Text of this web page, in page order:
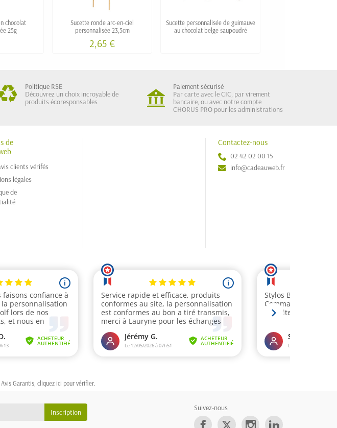
chocolat
25g
Sucette ronde arc-en-ciel
personnalisée 23,5cm
2,65 €
Sucette personnalisée de guimauve
au chocolat belge saupoudré
Politique RSE
Découvrez un choix incroyable de
produits écoresponsables
Paiement sécurisé
Par carte avec le CIC, par virement
bancaire, ou avec notre compte
CHORUS PRO pour les administrations
de
clients vérifés
légales
de
Contactez-nous
02 42 02 00 15
info@cadeauweb.fr
Garantis, cliquez ici pour vérifier
Suivez-nous